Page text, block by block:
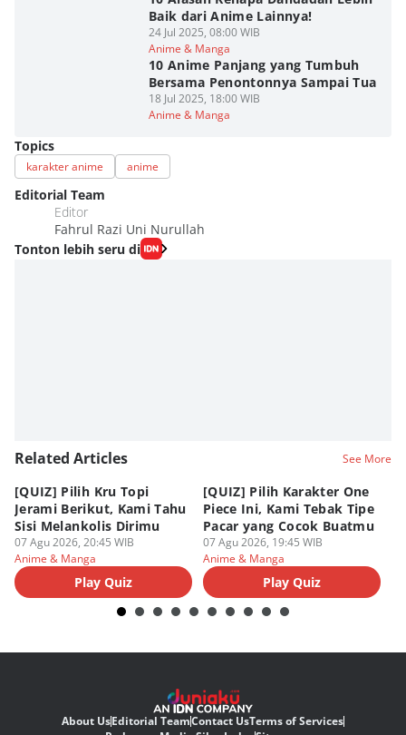
Baik dari Anime Lainnya!
24 Jul 2025, 08:00 WIB
Anime & Manga
10 Anime Panjang yang Tumbuh
Bersama Penontonnya Sampai Tua
18 Jul 2025, 18:00 WIB
Anime & Manga
Topics
karakter anime anime
Editorial Team
Editor
Fahrul Razi Uni Nurullah
Tonton lebih seru di
Related Articles See More
[QUIZ] Pilih Kru Topi
Jerami Berikut, Kami Tahu
Sisi Melankolis Dirimu
07 Agu 2026, 20:45 WIB
Anime & Manga
Play Quiz
[QUIZ] Pilih Karakter One
Piece Ini, Kami Tebak Tipe
Pacar yang Cocok Buatmu
07 Agu 2026, 19:45 WIB
Anime & Manga
Play Quiz
About UsEditorial TeamContact UsTerms of Services